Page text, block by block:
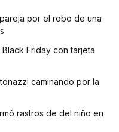
por el robo de una
Friday con tarjeta
caminando por la
rastros de del niño en